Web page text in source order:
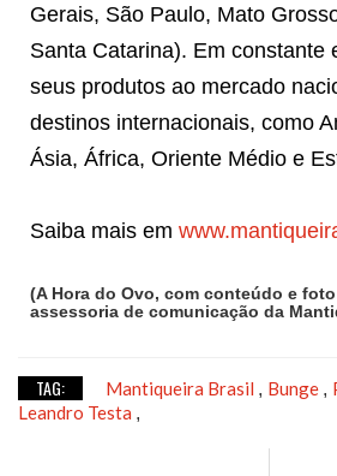
Gerais, São Paulo, Mato
Santa Catarina). Em constante
seus produtos ao mercado
destinos internacionais, como
Ásia, África, Oriente Médio e
Saiba mais em
(A Hora do Ovo, com conteúdo e
assessoria de comunicação da
TAG: Mantiqueira Brasil , Bunge ,
Leandro Testa ,